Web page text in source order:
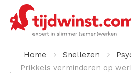
Home Snellezen
Prikkels verminderen op